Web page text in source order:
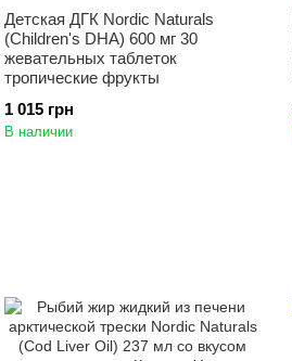
Детская ДГК Nordic Naturals
(Children's DHA) 600 мг 30
жевательных таблеток
тропические фрукты
1 015 грн
В наличии